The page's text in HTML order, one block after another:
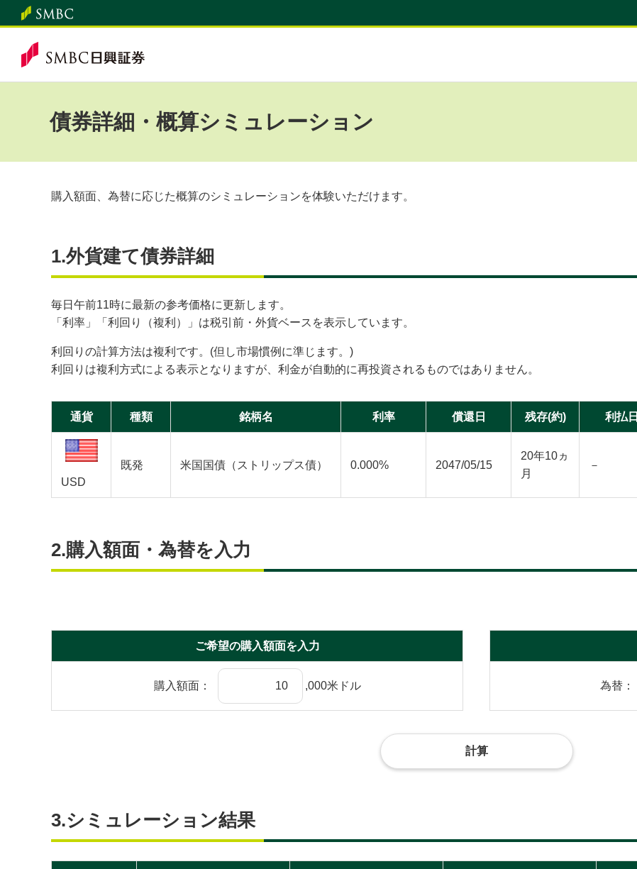
債券詳細・概算シミュレーション
購入額面、為替に応じた概算のシミュレーションを体験いただけます。
1.外貨建て債券詳細
毎日午前11時に最新の参考価格に更新します。
「利率」「利回り（複利）」は税引前・外貨ベースを表示しています。
利回りの計算方法は複利です。(但し市場慣例に準じます。)
利回りは複利方式による表示となりますが、利金が自動的に再投資されるものではありません。
通貨 種類 銘柄名 利率 償還日 残存(約) 利払日
USD
既発 米国国債（ストリップス債） 0.000% 2047/05/15
20年10ヵ
月
－
2.購入額面・為替を入力
ご希望の購入額面を入力
購入額面： ,000米ドル 為替：
計算
3.シミュレーション結果